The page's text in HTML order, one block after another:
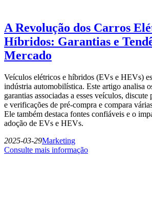
A Revolução dos Carros
Híbridos: Garantias e
Mercado
Veículos elétricos e híbridos (EVs e HEVs)
indústria automobilística. Este artigo analisa
garantias associadas a esses veículos,
e verificações de pré-compra e compara
Ele também destaca fontes confiáveis e o
adoção de EVs e HEVs.
2025-03-29Marketing
Consulte mais informação